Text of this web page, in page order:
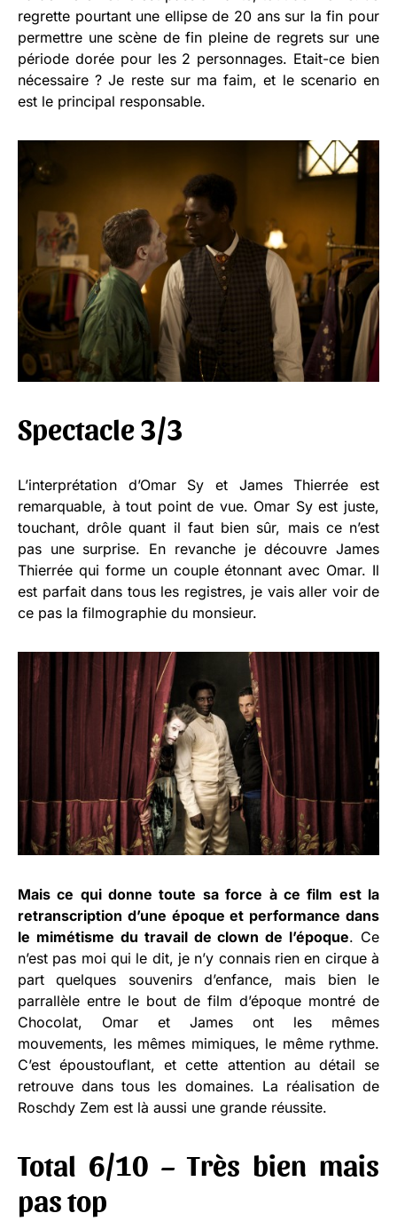
regrette pourtant une ellipse de 20 ans sur la fin pour
permettre une scène de fin pleine de regrets sur une
période dorée pour les 2 personnages. Etait-ce bien
nécessaire ? Je reste sur ma faim, et le scenario en
est le principal responsable.
Spectacle 3/3
L’interprétation d’Omar Sy et James Thierrée est
remarquable, à tout point de vue. Omar Sy est juste,
touchant, drôle quant il faut bien sûr, mais ce n’est
pas une surprise. En revanche je découvre James
Thierrée qui forme un couple étonnant avec Omar. Il
est parfait dans tous les registres, je vais aller voir de
ce pas la filmographie du monsieur.
Mais ce qui donne toute sa force à ce film est la
retranscription d’une époque et performance dans
le mimétisme du travail de clown de l’époque. Ce
n’est pas moi qui le dit, je n’y connais rien en cirque à
part quelques souvenirs d’enfance, mais bien le
parrallèle entre le bout de film d’époque montré de
Chocolat, Omar et James ont les mêmes
mouvements, les mêmes mimiques, le même rythme.
C’est époustouflant, et cette attention au détail se
retrouve dans tous les domaines. La réalisation de
Roschdy Zem est là aussi une grande réussite.
Total 6/10 – Très bien mais
pas top